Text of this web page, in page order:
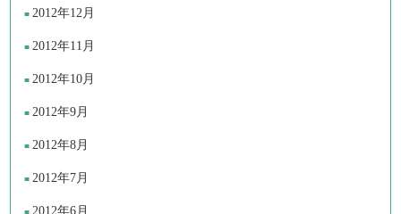
2012年12月
2012年11月
2012年10月
2012年9月
2012年8月
2012年7月
2012年6月